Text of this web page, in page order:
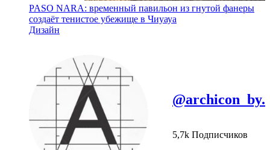
PASO NARA: временный павильон из гнутой фанеры
создаёт тенистое убежище в Чиуауа
Дизайн
@archicon_by.
5,7k Подписчиков